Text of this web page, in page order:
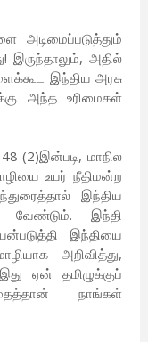
அடிமைப்படுத்தும்
இருந்தாலும், அதில்
இந்திய அரசு
அந்த உரிமைகள்
(2)இன்படி, மாநில
உயர் நீதிமன்ற
இந்திய
வேண்டும். இந்தி
இந்தியை
அறிவித்து,
ஏன் தமிழுக்குப்
நாங்கள்